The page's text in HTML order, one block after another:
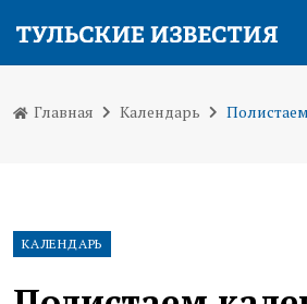
Главная Календарь
КАЛЕНДАРЬ